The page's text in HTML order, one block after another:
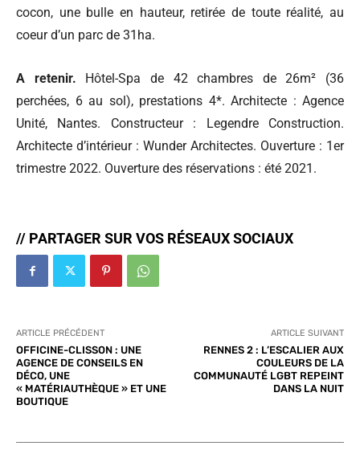
cocon, une bulle en hauteur, retirée de toute réalité, au
coeur d’un parc de 31ha.
A retenir. Hôtel-Spa de 42 chambres de 26m² (36
perchées, 6 au sol), prestations 4*. Architecte : Agence
Unité, Nantes. Constructeur : Legendre Construction.
Architecte d’intérieur : Wunder Architectes. Ouverture : 1er
trimestre 2022. Ouverture des réservations : été 2021.
// PARTAGER SUR VOS RÉSEAUX SOCIAUX
ARTICLE PRÉCÉDENT
OFFICINE-CLISSON : UNE
AGENCE DE CONSEILS EN
DÉCO, UNE
« MATÉRIAUTHÈQUE » ET UNE
BOUTIQUE
ARTICLE SUIVANT
RENNES 2 : L’ESCALIER AUX
COULEURS DE LA
COMMUNAUTÉ LGBT REPEINT
DANS LA NUIT